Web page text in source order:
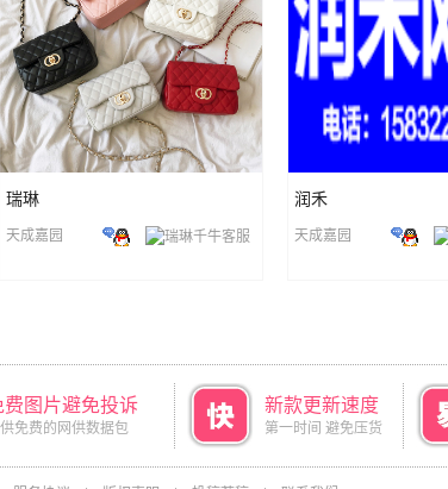
瑞琳
天成嘉园
润禾
天成嘉园
费图片避免投诉
免费的网供数据包
新款更新速度
第一时间 避免压货